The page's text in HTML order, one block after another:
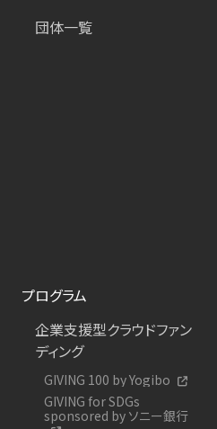
団体一覧
プログラム
企業支援型クラウドファン
ディング
GIVING 100 by Yogibo
GIVING for SDGs
sponsored by ソニー銀行